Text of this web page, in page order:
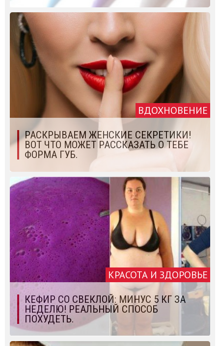
ВДОХНОВЕНИЕ
РАСКРЫВАЕМ ЖЕНСКИЕ СЕКРЕТИКИ!
ВОТ ЧТО МОЖЕТ РАССКАЗАТЬ О ТЕБЕ
ФОРМА ГУБ.
КРАСОТА И ЗДОРОВЬЕ
КЕФИР СО СВЕКЛОЙ: МИНУС 5 КГ ЗА
НЕДЕЛЮ! РЕАЛЬНЫЙ СПОСОБ
ПОХУДЕТЬ.